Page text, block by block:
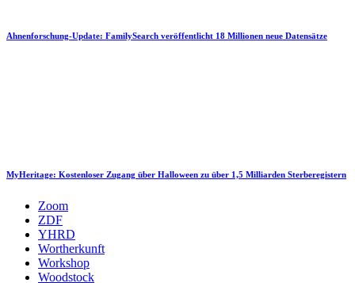
Ahnenforschung-Update: FamilySearch veröffentlicht 18 Millionen neue Datensätze
MyHeritage: Kostenloser Zugang über Halloween zu über 1,5 Milliarden Sterberegistern
Zoom
ZDF
YHRD
Wortherkunft
Workshop
Woodstock